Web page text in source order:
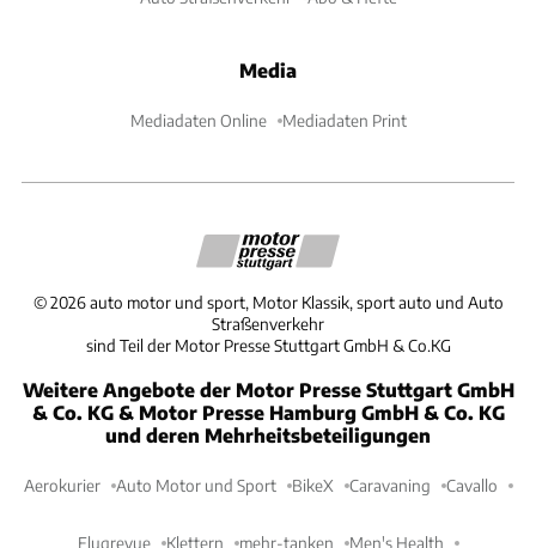
Media
Mediadaten Online Mediadaten Print
©2026 auto motor und sport, Motor Klassik, sport auto und Auto
Straßenverkehr
sind Teil der Motor Presse Stuttgart GmbH & Co.KG
Weitere Angebote der Motor Presse Stuttgart GmbH
& Co. KG & Motor Presse Hamburg GmbH & Co. KG
und deren Mehrheitsbeteiligungen
Aerokurier Auto Motor und Sport BikeX Caravaning Cavallo
Flugrevue Klettern mehr-tanken Men's Health